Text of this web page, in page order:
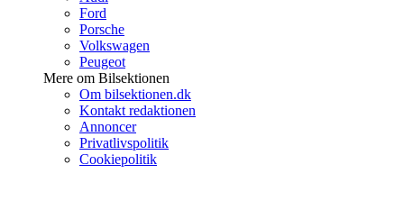
Ford
Porsche
Volkswagen
Peugeot
Mere om Bilsektionen
Om bilsektionen.dk
Kontakt redaktionen
Annoncer
Privatlivspolitik
Cookiepolitik